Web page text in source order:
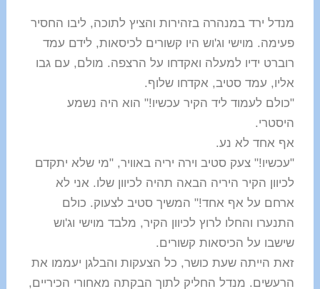
מנדל ירד במנהרה בזהירות והציץ לתוכה, ליבו החסיר
פעימה. מוישי וג'וש היו קשורים לכיסאות, לידם עמד
רוברט ידיו למעלה ואקדחו על הרצפה. מולם, עם גבו
אליו, עמד סטיב, אקדחו שלוף.
"כולם לעמוד ליד הקיר עכשיו!" הוא היה נשמע
היסטרי.
אף אחד לא נע.
"עכשיו!" צעק סטיב וירה יריה באוויר, "מי שלא יתקדם
לכיוון הקיר היריה הבאה תהיה לכיוון שלו. אני לא
ארחם על אף אחד!" המשיך סטיב לצעוק. כולם
התנערו והחלו לרוץ לכיוון הקיר, מלבד מוישי וג'וש
שישבו על הכיסאות קשורים.
זאת הייתה שעת כושר, כל הצעקות והבלגן יעממו את
הרעשים. מנדל החליק לתוך הבקתה מאחורי הכיריים,